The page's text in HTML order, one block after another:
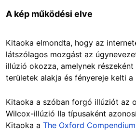
A kép működési elve
Kitaoka elmondta, hogy az
látszólagos mozgást az
illúzió okozza, amelynek
területek alakja és fényereje kelti
Kitaoka a szóban forgó illúziót az
Wilcox-illúzió IIa típusaként
Kitaoka a The Oxford